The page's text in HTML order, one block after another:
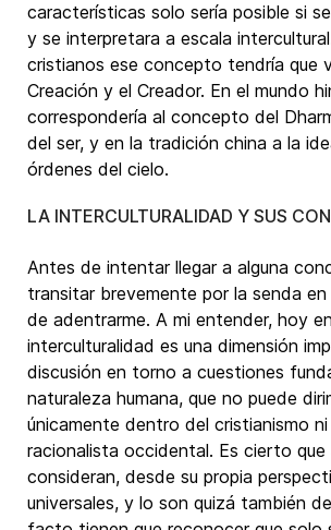
características solo sería posible si
y se interpretara a escala
cristianos ese concepto tendría que
Creación y el Creador. En el mundo
correspondería al concepto del
del ser, y en la tradición china a la
órdenes del cielo.
LA INTERCULTURALIDAD Y SUS
Antes de intentar llegar a alguna
transitar brevemente por la senda
de adentrarme. A mi entender, hoy
interculturalidad es una dimensión
discusión en torno a cuestiones
naturaleza humana, que no puede
únicamente dentro del cristianismo
racionalista occidental. Es cierto que
consideran, desde su propia
universales, y lo son quizá también